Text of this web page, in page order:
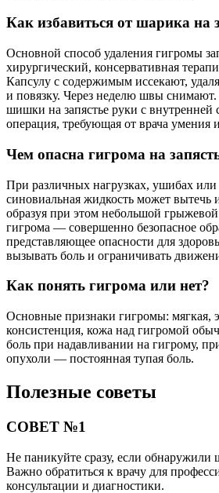
Как избавиться от шарика на
Основной способ удаления гигромы
хирургический, консервативная
Капсулу с содержимым иссекают,
и повязку. Через неделю швы
шишки на запястье руки с
операция, требующая от врача умения
Чем опасна гигрома на
При различных нагрузках, ушибах
синовиальная жидкость может вытечь
образуя при этом небольшой
гигрома — совершенно безопасное
представляющее опасности для
вызывать боль и ограничивать
Как понять гигрома или нет?
Основные признаки гигромы: мягкая,
консистенция, кожа над гигромой
боль при надавливании на гигрому,
опухоли — постоянная тупая боль.
Полезные советы
СОВЕТ №1
Не паникуйте сразу, если обнаружили
Важно обратиться к врачу для
консультации и диагностики.